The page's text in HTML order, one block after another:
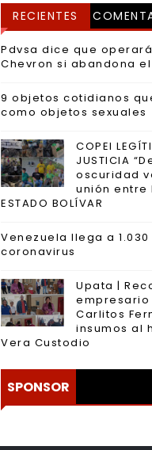
RECIENTES
Pdvsa dice que
Chevron si abandona
9 objetos cotidianos
como objetos sexuales
COPEI
JUSTICIA
oscuridad
unión entre
ESTADO BOLÍVAR
Venezuela llega a
coronavirus
Upata |
Carlitos
insumos al
Vera Custodio
SPONSOR